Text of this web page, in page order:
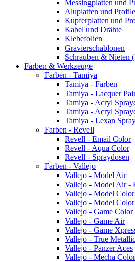
Messingplatten und
Aluplatten und Profile
Kupferplatten und
Kabel und Drähte
Klebefolien
Gravierschablonen
Schrauben & Nieten
Farben & Werkzeuge
Farben - Tamiya
Tamiya - Farben
Tamiya - Lacquer
Tamiya - Acryl
Tamiya - Acryl
Tamiya - Lexan
Farben - Revell
Revell - Email Color
Revell - Aqua Color
Revell - Spraydosen
Farben - Vallejo
Vallejo - Model Air
Vallejo - Model Air -
Vallejo - Model Color
Vallejo - Model Color
Vallejo - Game Color
Vallejo - Game Air
Vallejo - Game
Vallejo - True
Vallejo - Panzer Aces
Vallejo - Mecha Color